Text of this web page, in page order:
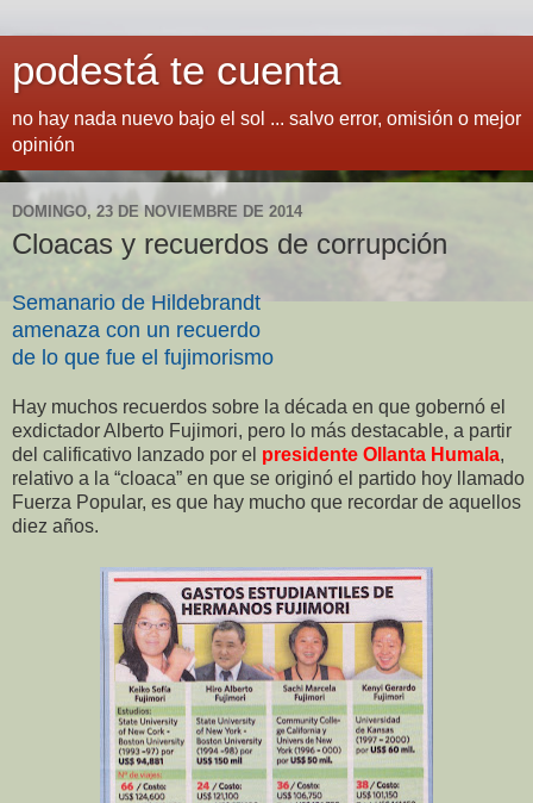
podestá te cuenta
no hay nada nuevo bajo el sol ... salvo error, omisión o mejor
opinión
DOMINGO, 23 DE NOVIEMBRE DE 2014
Cloacas y recuerdos de corrupción
Semanario de Hildebrandt
amenaza con un recuerdo
de lo que fue el fujimorismo
Hay muchos recuerdos sobre la década en que gobernó el
exdictador Alberto Fujimori, pero lo más destacable, a partir
del calificativo lanzado por el presidente Ollanta Humala,
relativo a la “cloaca” en que se originó el partido hoy llamado
Fuerza Popular, es que hay mucho que recordar de aquellos
diez años.